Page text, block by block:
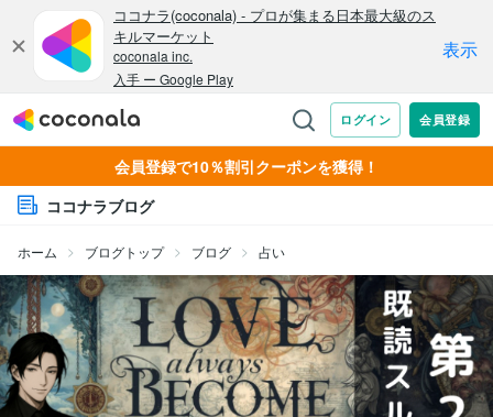
会員登録で10％割引クーポンを獲得！
ココナラブログ
ホーム ブログトップ ブログ 占い